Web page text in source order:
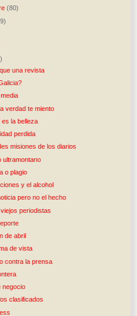
(80)
una revista
verdad te miento
es la belleza
perdida
misiones de los diarios
ultramontano
o plagio
y el alcohol
pero no el hecho
periodistas
de abril
de vista
contra la prensa
negocio
clasificados